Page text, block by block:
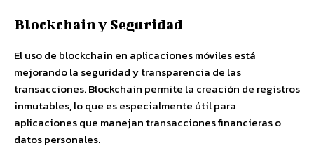
Blockchain y Seguridad
El uso de blockchain en aplicaciones móviles está
mejorando la seguridad y transparencia de las
transacciones. Blockchain permite la creación de registros
inmutables, lo que es especialmente útil para
aplicaciones que manejan transacciones financieras o
datos personales.